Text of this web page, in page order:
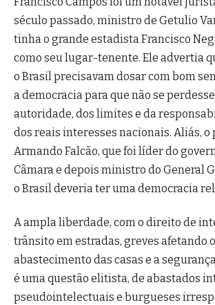
século passado, ministro de Getulio
tinha o grande estadista Francisco
como seu lugar-tenente. Ele advertia
o Brasil precisavam dosar com bom
a democracia para que não se
autoridade, dos limites e da
dos reais interesses nacionais. Aliás, o
Armando Falcão, que foi líder do
Câmara e depois ministro do General
o Brasil deveria ter uma democracia
A ampla liberdade, com o direito de
trânsito em estradas, greves afetando o
abastecimento das casas e a
é uma questão elitista, de abastados
pseudointelectuais e burgueses